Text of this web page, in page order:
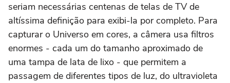
seriam necessárias centenas de telas de TV de
altíssima definição para exibi-la por completo. Para
capturar o Universo em cores, a câmera usa filtros
enormes - cada um do tamanho aproximado de
uma tampa de lata de lixo - que permitem a
passagem de diferentes tipos de luz, do ultravioleta